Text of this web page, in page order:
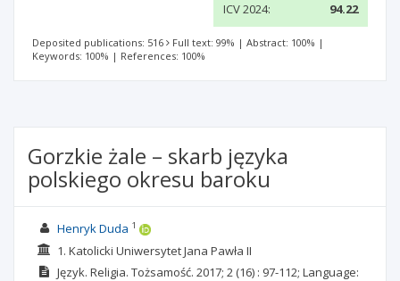
ICV 2024: 94.22
Deposited publications: 516 Full text: 99% | Abstract: 100% |
Keywords: 100% | References: 100%
Gorzkie żale – skarb języka
polskiego okresu baroku
Henryk Duda 1
1. Katolicki Uniwersytet Jana Pawła II
Język. Religia. Tożsamość. 2017; 2(16) : 97-112; Language: